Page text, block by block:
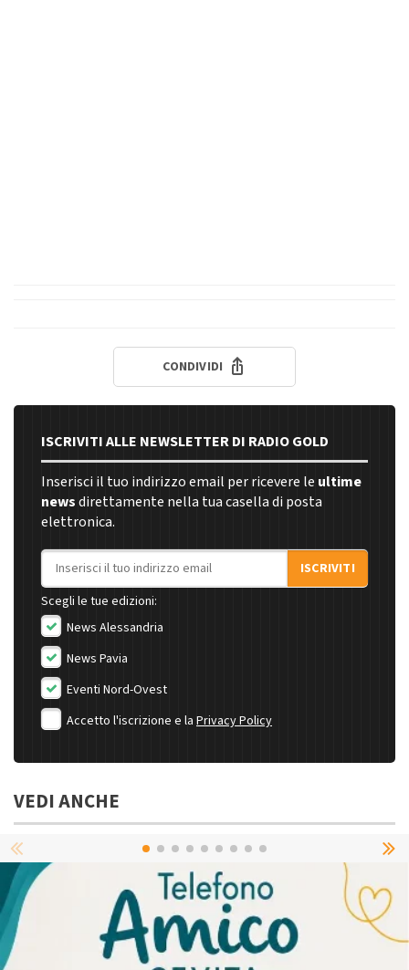
CONDIVIDI
ISCRIVITI ALLE NEWSLETTER DI RADIO GOLD
Inserisci il tuo indirizzo email per ricevere le ultime
newsdirettamente nella tua casella di posta
elettronica.
Indirizzo email
ISCRIVITI
Scegli le tue edizioni:
News Alessandria
News Pavia
Eventi Nord-Ovest
Accetto l'iscrizione e la Privacy Policy
VEDI ANCHE